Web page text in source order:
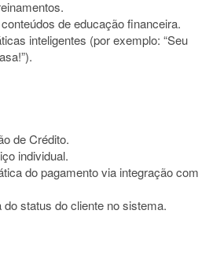
de educação financeira.
inteligentes (por exemplo: “Seu
de Crédito.
individual.
do pagamento via integração com
status do cliente no sistema.